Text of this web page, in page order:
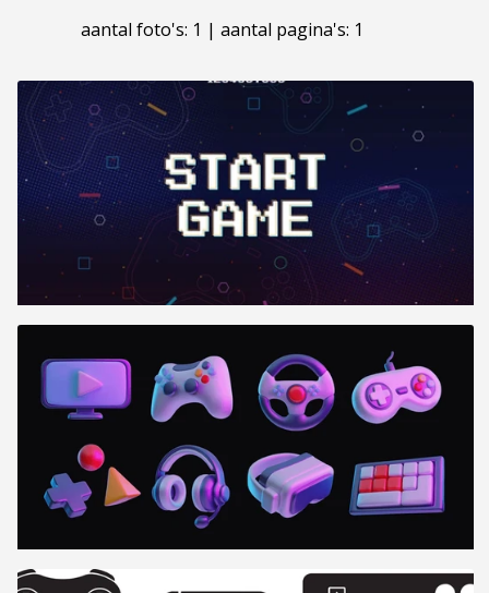
aantal foto's: 1 | aantal pagina's: 1